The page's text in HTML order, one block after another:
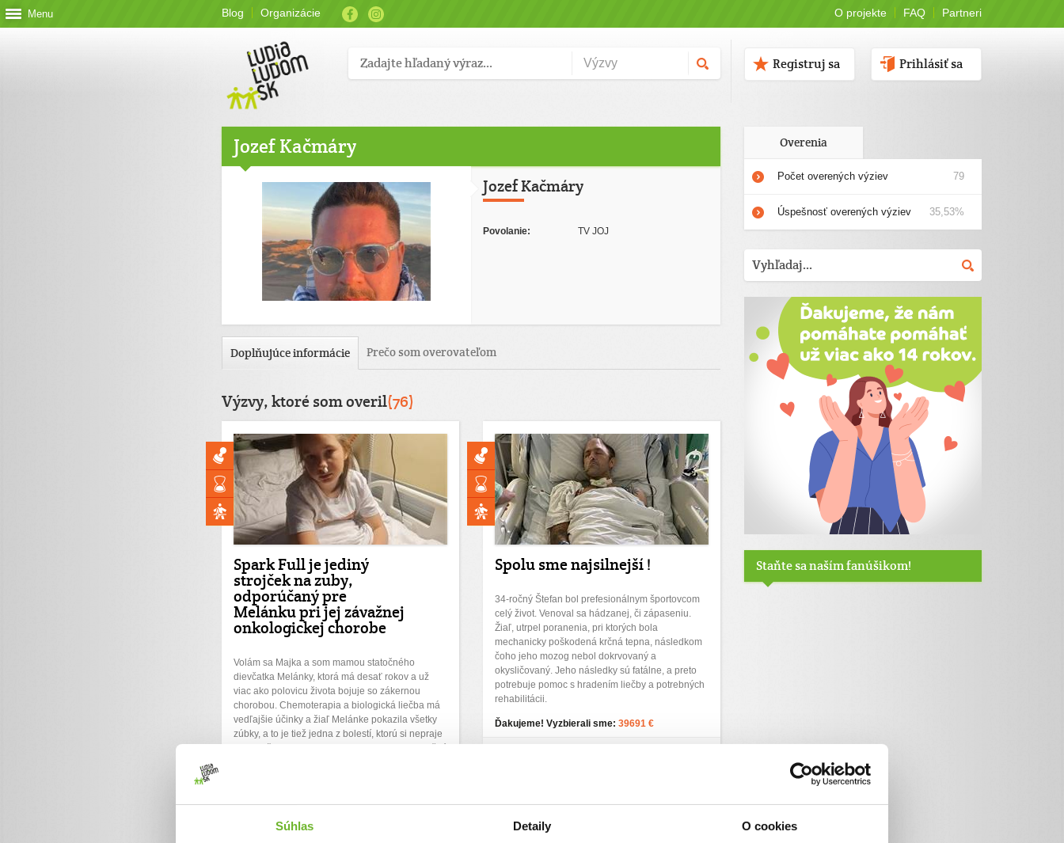
Súhlas Detaily O cookies
Menu Blog Organizácie O projekte FAQ Partneri
Prihlásiť sa
Registruj sa
Jozef Kačmáry
Jozef Kačmáry
Povolanie: TV JOJ
Doplňujúce informácie Prečo som overovateľom
Výzvy, ktoré som overil(76)
Spark Full je jediný
strojček na zuby,
odporúčaný pre
Melánku pri jej závažnej
onkologickej chorobe
Volám sa Majka a som mamou statočného
dievčatka Melánky, ktorá má desať rokov a už
viac ako polovicu života bojuje so zákernou
chorobou. Chemoterapia a biologická liečba má
vedľajšie účinky a žiaľ Melánke pokazila všetky
zúbky, a to je tiež jedna z bolestí, ktorú si nepraje
Chcem vedieť viac
Spolu sme najsilnejší !
34-ročný Štefan bol prefesionálnym športovcom
celý život. Venoval sa hádzanej, či zápaseniu.
Žiaľ, utrpel poranenia, pri ktorých bola
mechanicky poškodená krčná tepna, následkom
čoho jeho mozog nebol dokrvovaný a
okysličovaný. Jeho následky sú fatálne, a preto
potrebuje pomoc s hradením liečby a potrebných
rehabilitácii.
Ďakujeme! Vyzbierali sme: 39691 €
Overenia
Počet overených výziev 79
Úspešnosť overených výziev 35,53%
Staňte sa naším fanúšikom!